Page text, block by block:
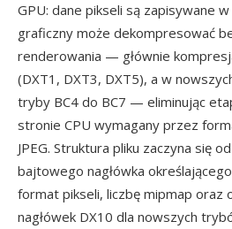
GPU: dane pikseli są zapisywane
graficzny może dekompresować
renderowania — głównie
(DXT1, DXT3, DXT5), a w
tryby BC4 do BC7 — eliminując
stronie CPU wymagany przez
JPEG. Struktura pliku zaczyna się
bajtowego nagłówka
format pikseli, liczbę mipmap oraz
nagłówek DX10 dla nowszych